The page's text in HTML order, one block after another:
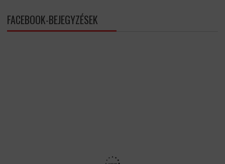
FACEBOOK-BEJEGYZÉSEK